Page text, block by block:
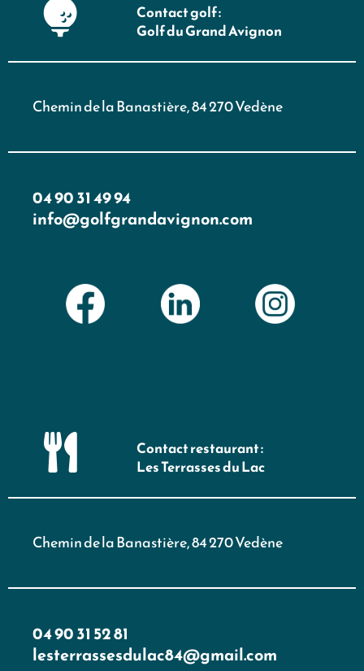
Contact golf :
Golf du Grand Avignon
Chemin de la Banastière, 84 270 Vedène
04 90 31 49 94
info@golfgrandavignon.com
Contact restaurant :
Les Terrasses du Lac
Chemin de la Banastière, 84 270 Vedène
04 90 31 52 81
lesterrassesdulac84@gmail.com